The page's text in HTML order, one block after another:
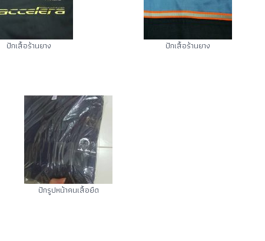
ปักเสื้อร้านยาง ปักเสื้อร้านยาง
ปักรูปหน้าคนเสื้อยืด